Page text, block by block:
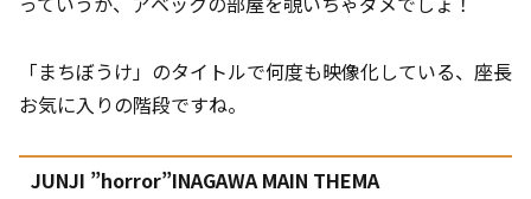
「まちぼうけ」のタイトルで何度も映像化している、座長
お気に入りの階段ですね。
JUNJI ”horror”INAGAWA MAIN THEMA